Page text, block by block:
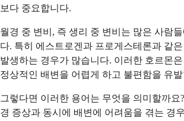
보다 중요합니다.
월경 중 변비, 즉 생리 중 변비는 많은 사람
다. 특히 에스트로겐과 프로게스테론과 같
발생하는 경우가 많습니다. 이러한 호르몬
정상적인 배변을 어렵게 하고 불편함을 유
그렇다면 이러한 용어는 무엇을 의미할까요
경 증상과 동시에 배변에 어려움을 겪는 경